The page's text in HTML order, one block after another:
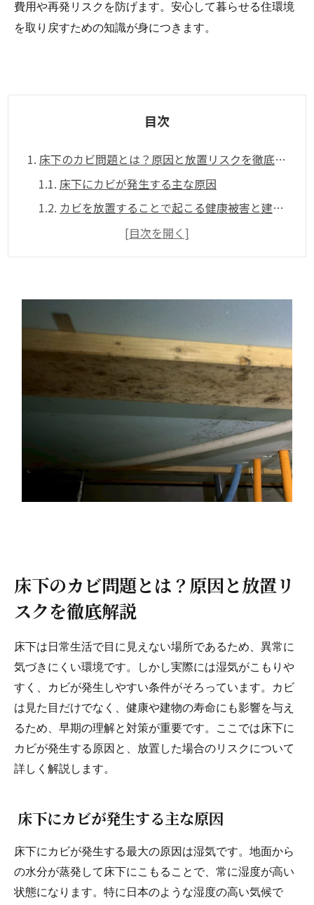
費用や再発リスクを防げます。安心して暮らせる住環境
を取り戻すための知識が身につきます。
目次
1. 床下のカビ問題とは？原因と放置リスクを徹底解説
1.1. 床下にカビが発生する主な原因
1.2. カビを放置することで起こる健康被害と建物への影響
床下のカビによる臭いの正体と見分け方
2.1.カビ臭の特徴と他の臭いとの違い
3.1.自分でできる簡易チェック方法
3.2.プロによる点検で分かること
床下の湿気対策｜カビを防ぐ基本と応用
自宅でできる湿気対策
再発防止に必要な根本対策
5.
カビ除去は表面処理では不十分な理由
表面だけの処理が再発を招く理由
5.2.菌そのものへのアプローチの重要性
6.2.
業者に依頼するメリット
7.業者選びで失敗しないためのポイント
7.1.信頼できる業者の見極め方
7.2.注意すべき安価サービスの落とし穴
8.カビ除去とリフォームを同時に行うメリット
8.1. 漏水や劣化の根本改善が可能
8.2. ワンストップ対応でコストと手間を削減
9.科学的根拠に基づくカビ対策の重要性
9.1.含水率測定と真菌検査の役割
10.床下カビ対策で快適な住環境を取り戻す方法
10.1. 長期的にカビを防ぐための考え方
10.2.プロに相談することで得られる安心
11.カビ取り・カビ対策はカビバスターズ大阪
[目次を開く]
床下のカビ問題とは？原因と放置リ
スクを徹底解説
床下は日常生活で目に見えない場所であるため、異常に
気づきにくい環境です。しかし実際には湿気がこもりや
すく、カビが発生しやすい条件がそろっています。カビ
は見た目だけでなく、健康や建物の寿命にも影響を与え
るため、早期の理解と対策が重要です。ここでは床下に
カビが発生する原因と、放置した場合のリスクについて
詳しく解説します。
床下にカビが発生する主な原因
床下にカビが発生する最大の原因は湿気です。地面から
の水分が蒸発して床下にこもることで、常に湿度が高い
状態になります。特に日本のような湿度の高い気候で